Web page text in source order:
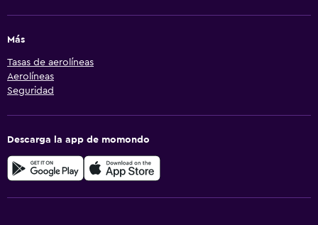
Más
Tasas de aerolíneas
Aerolíneas
Seguridad
Descarga la app de momondo